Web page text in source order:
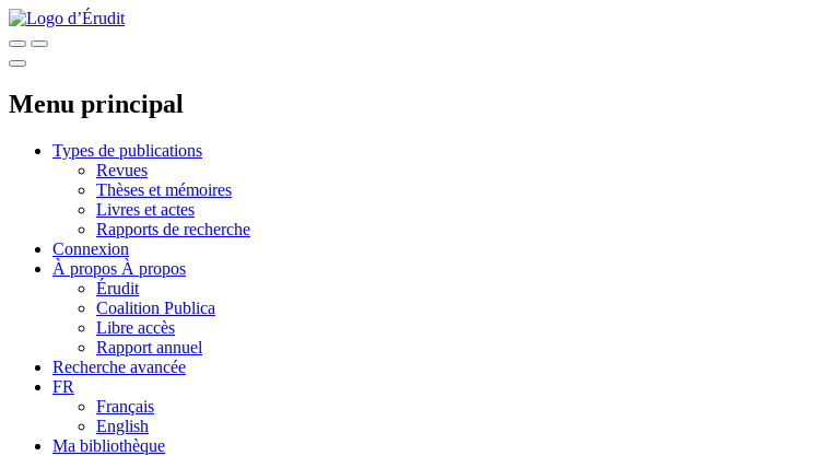
Menu principal
Types de publications
Revues
Thèses et mémoires
Livres et actes
Rapports de recherche
Connexion
À propos À propos
Érudit
Coalition Publica
Libre accès
Rapport annuel
Recherche avancée
FR
Français
English
Ma bibliothèque